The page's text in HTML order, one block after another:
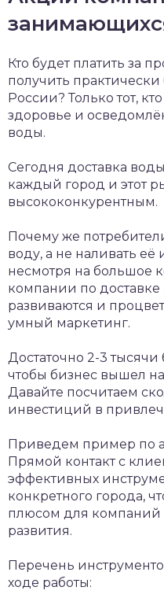
Кто будет платить за
получить практически
России? Только тот,
здоровье и
воды.
Сегодня доставка
каждый город и этот
высококонкурентным.
Почему же
воду, а не наливать
несмотря на большое
компании по
развиваются и
умный маркетинг.
Достаточно 2-3 тысячи
чтобы бизнес вышел
Давайте посчитаем
инвестиций в
Приведем пример по
Прямой контакт с
эффективных
конкретного города,
плюсом для компаний
развития.
Перечень
ходе работы: